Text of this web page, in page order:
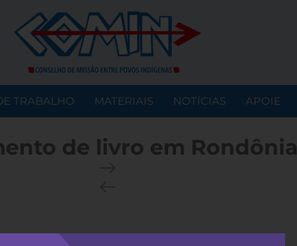
TRABALHO MATERIAIS NOTÍCIAS APOIE
de livro em Rondônia